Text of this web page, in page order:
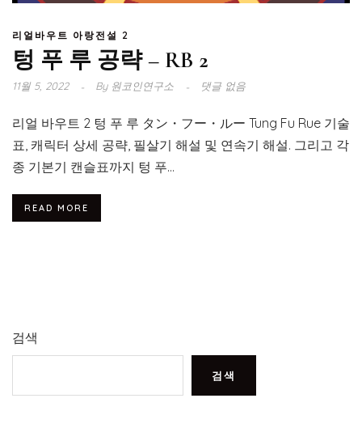
리얼바우트 아랑전설 2
텅 푸 루 공략 – RB 2
11월 5, 2022 By원코인연구소 댓글 없음
리얼 바우트 2 텅 푸 루 タン・フー・ルー Tung Fu Rue 기술
표, 캐릭터 상세 공략, 필살기 해설 및 연속기 해설. 그리고 각
종 기본기 캔슬표까지 텅 푸...
READ MORE
검색
검색